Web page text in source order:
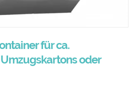
für ca.
Umzugskartons oder